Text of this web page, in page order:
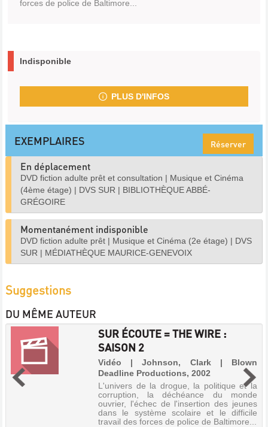
forces de police de Baltimore...
Indisponible
PLUS D'INFOS
EXEMPLAIRES Réserver
En déplacement
DVD fiction adulte prêt et consultation | Musique et Cinéma
(4ème étage) | DVS SUR | BIBLIOTHÈQUE ABBÉ-
GRÉGOIRE
Momentanément indisponible
DVD fiction adulte prêt | Musique et Cinéma (2e étage) | DVS
SUR | MÉDIATHÈQUE MAURICE-GENEVOIX
Suggestions
DU MÊME AUTEUR
SUR ÉCOUTE = THE WIRE :
SAISON 2
Vidéo | Johnson, Clark | Blown
Deadline Productions, 2002
L'univers de la drogue, la politique et la
corruption, la déchéance du monde
ouvrier, l'échec de l'insertion des jeunes
dans le système scolaire et le difficile
travail des forces de police de Baltimore...